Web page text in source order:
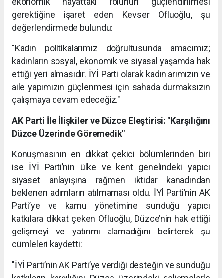
gerektiğine işaret eden Kevser Ofluoğlu, şu
değerlendirmede bulundu:
"Kadın politikalarımız doğrultusunda amacımız;
kadınların sosyal, ekonomik ve siyasal yaşamda hak
ettiği yeri almasıdır. İYİ Parti olarak kadınlarımızın ve
aile yapımızın güçlenmesi için sahada durmaksızın
çalışmaya devam edeceğiz."
AK Parti İle İlişkiler ve Düzce Eleştirisi: "Karşılığını
Düzce Üzerinde Göremedik"
Konuşmasının en dikkat çekici bölümlerinden biri
ise İYİ Parti’nin ülke ve kent genelindeki yapıcı
siyaset anlayışına rağmen iktidar kanadından
beklenen adımların atılmaması oldu. İYİ Parti’nin AK
Parti’ye ve kamu yönetimine sunduğu yapıcı
katkılara dikkat çeken Ofluoğlu, Düzce’nin hak ettiği
gelişmeyi ve yatırımı alamadığını belirterek şu
cümleleri kaydetti:
"İYİ Parti’nin AK Parti’ye verdiği desteğin ve sunduğu